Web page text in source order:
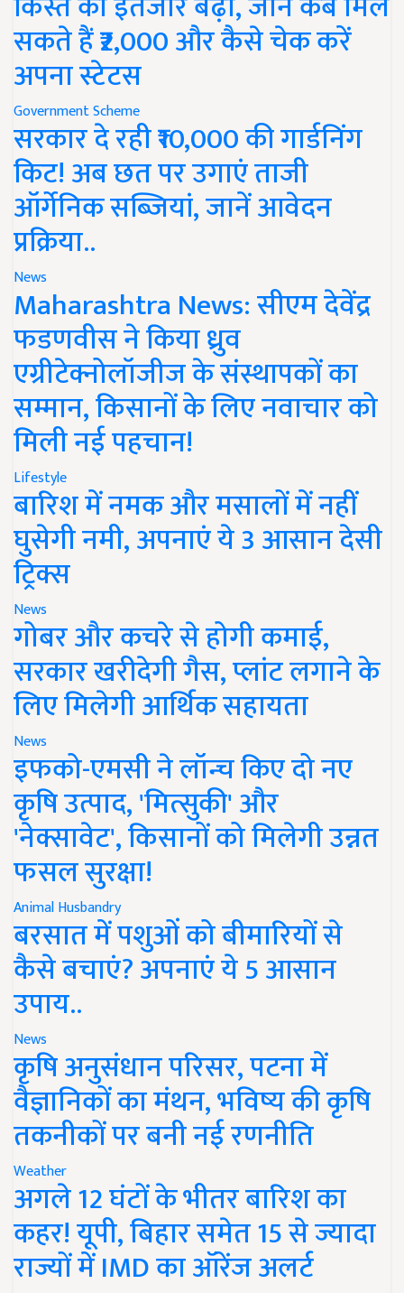
सकते हैं ₹2,000 और कैसे चेक करें
अपना स्टेटस
Government Scheme
सरकार दे रही ₹10,000 की गार्डनिंग
किट! अब छत पर उगाएं ताजी
ऑर्गेनिक सब्जियां, जानें आवेदन
प्रक्रिया..
News
Maharashtra News: सीएम देवेंद्र
फडणवीस ने किया ध्रुव
एग्रीटेक्नोलॉजीज के संस्थापकों का
सम्मान, किसानों के लिए नवाचार को
मिली नई पहचान!
Lifestyle
बारिश में नमक और मसालों में नहीं
घुसेगी नमी, अपनाएं ये 3 आसान देसी
ट्रिक्स
News
गोबर और कचरे से होगी कमाई,
सरकार खरीदेगी गैस, प्लांट लगाने के
लिए मिलेगी आर्थिक सहायता
News
इफको-एमसी ने लॉन्च किए दो नए
कृषि उत्पाद, 'मित्सुकी' और
'नेक्सावेट', किसानों को मिलेगी उन्नत
फसल सुरक्षा!
Animal Husbandry
बरसात में पशुओं को बीमारियों से
कैसे बचाएं? अपनाएं ये 5 आसान
उपाय..
News
कृषि अनुसंधान परिसर, पटना में
वैज्ञानिकों का मंथन, भविष्य की कृषि
तकनीकों पर बनी नई रणनीति
Weather
अगले 12 घंटों के भीतर बारिश का
कहर! यूपी, बिहार समेत 15 से ज्यादा
राज्यों में IMD का ऑरेंज अलर्ट